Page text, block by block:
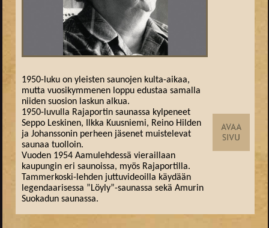
1950-luku on yleisten saunojen kulta-aikaa,
mutta vuosikymmenen loppu edustaa samalla
niiden suosion laskun alkua.
1950-luvulla Rajaportin saunassa kylpeneet
Seppo Leskinen, Ilkka Kuusniemi, Reino Hilden
ja Johanssonin perheen jäsenet muistelevat
saunaa tuolloin.
Vuoden 1954 Aamulehdessä vieraillaan
kaupungin eri saunoissa, myös Rajaportilla.
Tammerkoski-lehden juttuvideoilla käydään
legendaarisessa ”Löyly”-saunassa sekä Amurin
Suokadun saunassa.